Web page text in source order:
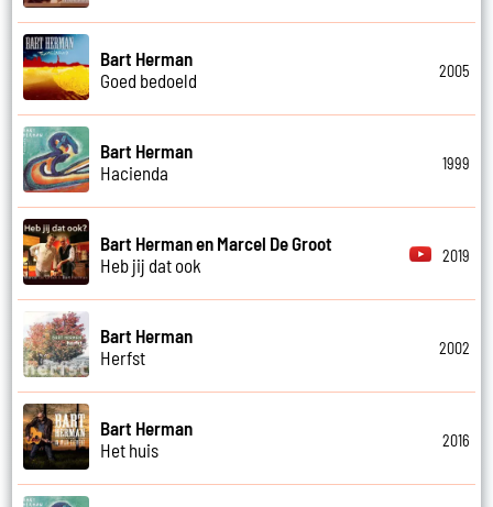
Bart Herman
Goed bedoeld
2005
Bart Herman
Hacienda
1999
Bart Herman en Marcel De Groot
Heb jij dat ook
2019
Bart Herman
Herfst
2002
Bart Herman
Het huis
2016